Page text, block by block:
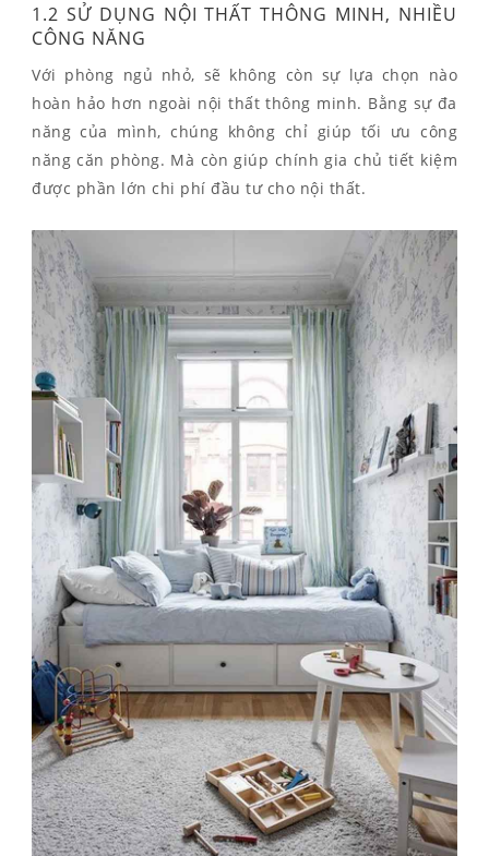
1.2 SỬ DỤNG NỘI THẤT THÔNG MINH, NHIỀU
CÔNG NĂNG
Với phòng ngủ nhỏ, sẽ không còn sự lựa chọn nào
hoàn hảo hơn ngoài nội thất thông minh. Bằng sự đa
năng của mình, chúng không chỉ giúp tối ưu công
năng căn phòng. Mà còn giúp chính gia chủ tiết kiệm
được phần lớn chi phí đầu tư cho nội thất.